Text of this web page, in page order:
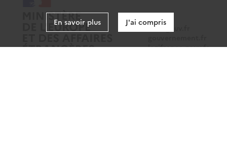
data.gouv.fr
legifrance.gouv.fr
En savoir plus J'ai compris